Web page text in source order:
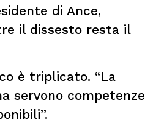
di Ance,
il dissesto resta il
è triplicato. “La
servono competenze